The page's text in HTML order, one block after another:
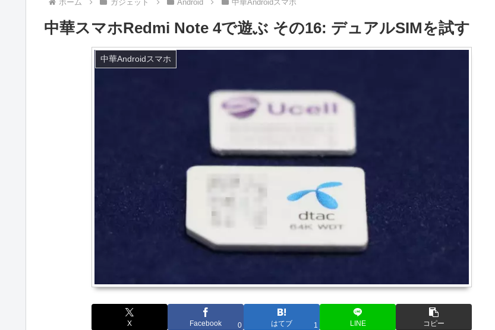
ホーム ガジェット Android 中華Androidスマホ
中華スマホRedmi Note 4で遊ぶ その16: デュアルSIMを試す
中華Androidスマホ
X Facebook 0 はてブ 1 LINE コピー